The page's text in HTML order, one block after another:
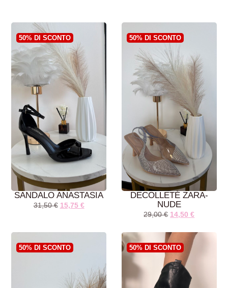
AGGIUNGI AL
CARRELLO
CARRELLO
50% DI SCONTO
SANDALO ANASTASIA
31,50€ 15,75 €
CARRELLO
50% DI SCONTO
DECOLLETÈ ZARA-
NUDE
29,00€ 14,50€
AGGIUNGI AL
CARRELLO
50% DI SCONTO 50% DI SCONTO